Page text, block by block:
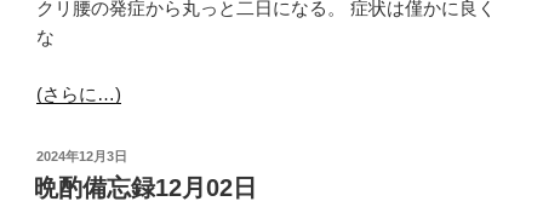
クリ腰の発症から丸っと二日になる。 症状は僅かに良く
な
(さらに…)
投
稿
日:
2024年12月3日
晩酌備忘録12月02日